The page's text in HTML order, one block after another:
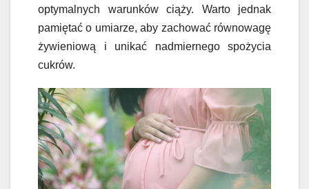
optymalnych warunków ciąży. Warto jednak
pamiętać o umiarze, aby zachować równowagę
żywieniową i unikać nadmiernego spożycia
cukrów.